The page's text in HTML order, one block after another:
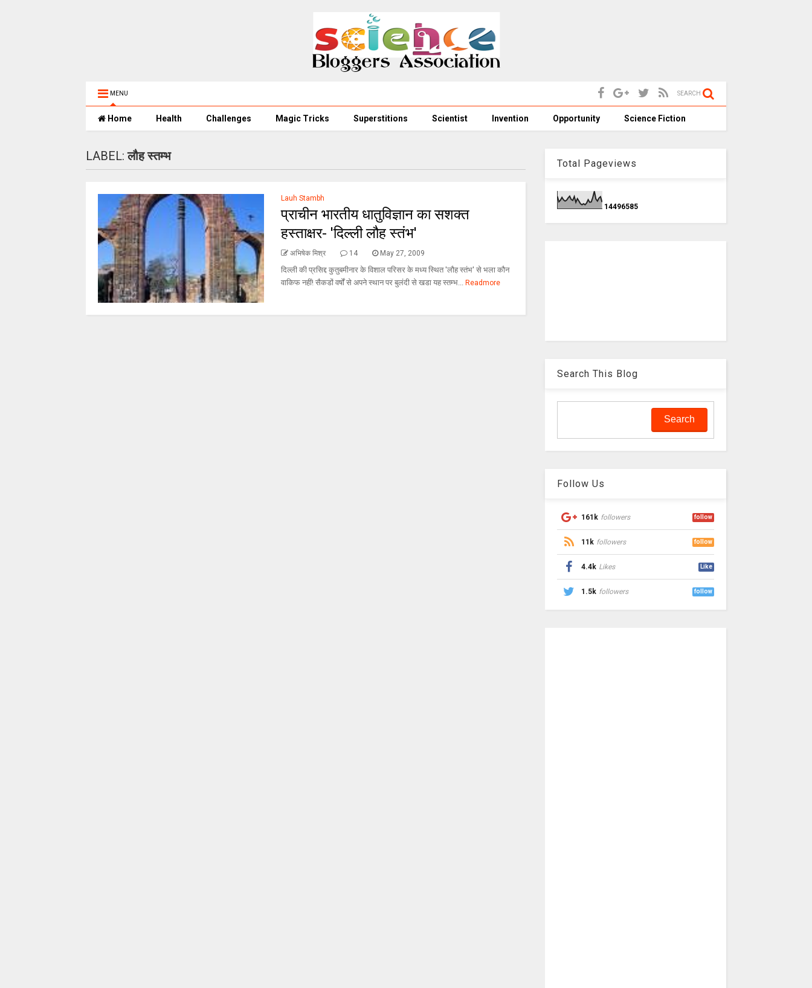
MENU SEARCH
Home Health Challenges Magic Tricks Superstitions Scientist Invention Opportunity Science Fiction
LABEL:लौह स्तम्भ
Lauh Stambh
प्राचीन भारतीय धातुविज्ञान का सशक्त
हस्ताक्षर- 'दिल्ली लौह स्तंभ'
अभिषेक मिश्र 14 May 27, 2009
दिल्ली की प्रसिद्द कुतुबमीनार के विशाल परिसर के मध्य स्थित 'लौह स्तंभ' से भला कौन
वाकिफ नहीं! सैकडों वर्षों से अपने स्थान पर बुलंदी से खडा यह स्तम्भ... Readmore
Total Pageviews
1 4496585
Search This Blog
Follow Us
161k followers follow
11k followers follow
4.4k Likes Like
1.5k followers follow